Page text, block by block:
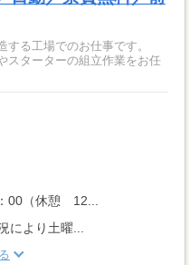
する工場でのお仕事です。
スターターの組立作業をお任
00（休憩 12...
より土曜...